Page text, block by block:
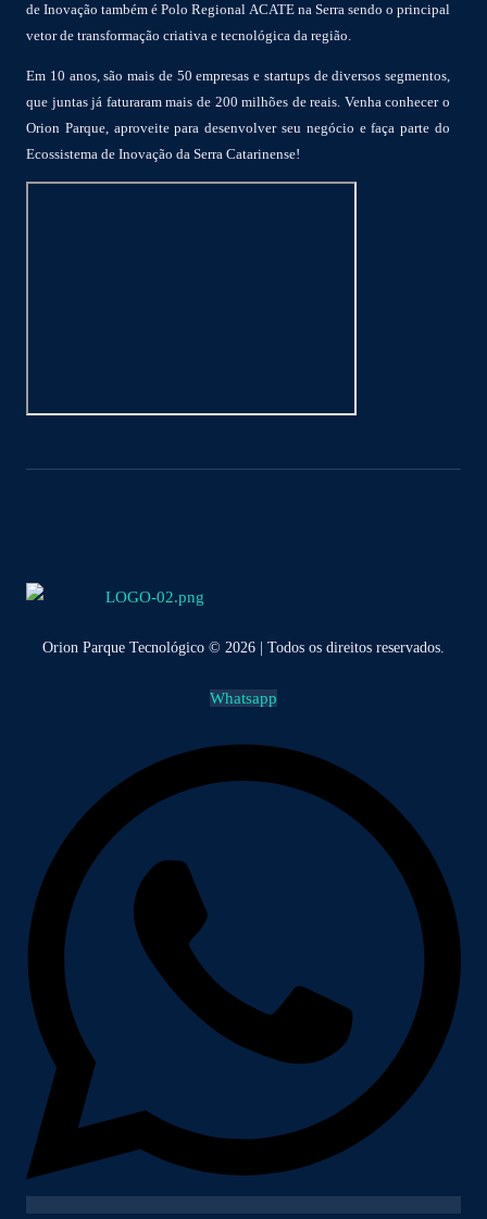
de Inovação também é Polo Regional ACATE na Serra sendo o principal
vetor de transformação criativa e tecnológica da região.
Em 10 anos, são mais de 50 empresas e startups de diversos segmentos,
que juntas já faturaram mais de 200 milhões de reais. Venha conhecer o
Orion Parque, aproveite para desenvolver seu negócio e faça parte do
Ecossistema de Inovação da Serra Catarinense!
Orion Parque Tecnológico © 2026 | Todos os direitos reservados.
Whatsapp